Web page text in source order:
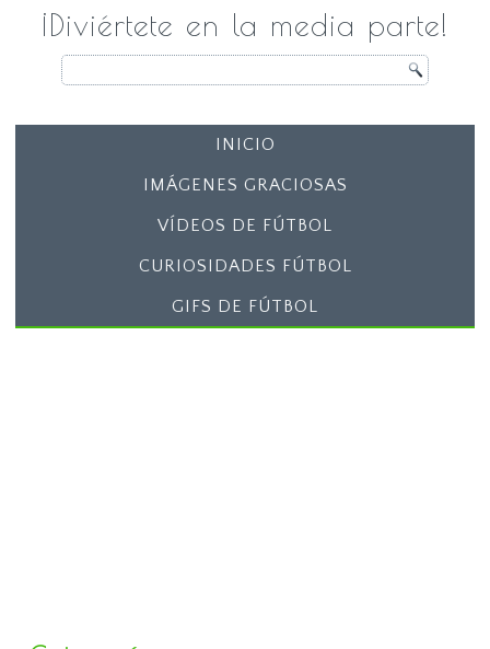
¡Diviértete en la media parte!
INICIO
IMÁGENES GRACIOSAS
VÍDEOS DE FÚTBOL
CURIOSIDADES FÚTBOL
GIFS DE FÚTBOL